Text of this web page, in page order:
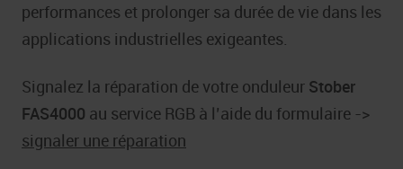
performances et prolonger sa durée de vie dans les
applications industrielles exigeantes.
Signalez la réparation de votre onduleur Stober
FAS4000 au service RGB à l’aide du formulaire ->
signaler une réparation